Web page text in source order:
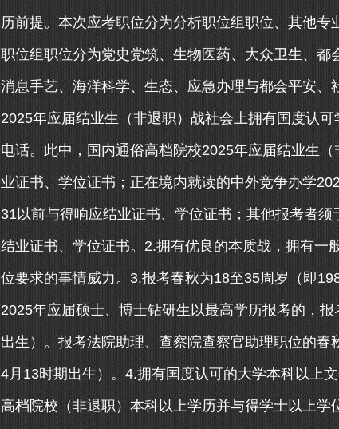
历前提。本次应考职位分为分析职位组职位、其他
职位组职位分为党史党筑、生物医药、大众卫生、都
消息手艺、海洋科学、生态、应急办理与都会平安
2025年应届结业生（非退职）战社会上拥有国度认
电话。此中，国内通俗高档院校2025年应届结业生
业证书、学位证书；正在境内就读的中外竞争办学
31以前与得响应结业证书、学位证书；其他报考者
结业证书、学位证书。2.拥有优良的本质战，拥有一
位要求的事情威力。3.报考春秋为18至35周岁（即
2025年应届硕士、博士钻研生以最高学历报考的，
出生）。报考法院助理、查察院查察官助理职位的
4月13时期出生）。4.拥有国度认可的大学本科以上
高档院校（非退职）本科以上学历并与得学士以上